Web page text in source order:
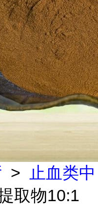
>
止血类中
取物10:1